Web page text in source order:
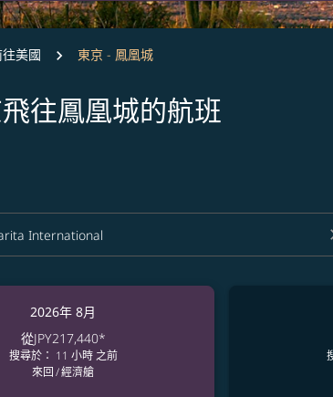
美國 東京 - 鳳凰城
往鳳凰城的航班
2026年 8月
從JPY217,440*
搜尋於： 11 小時 之前
來回/經濟艙